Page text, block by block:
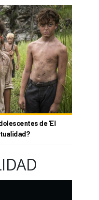
de ‘El